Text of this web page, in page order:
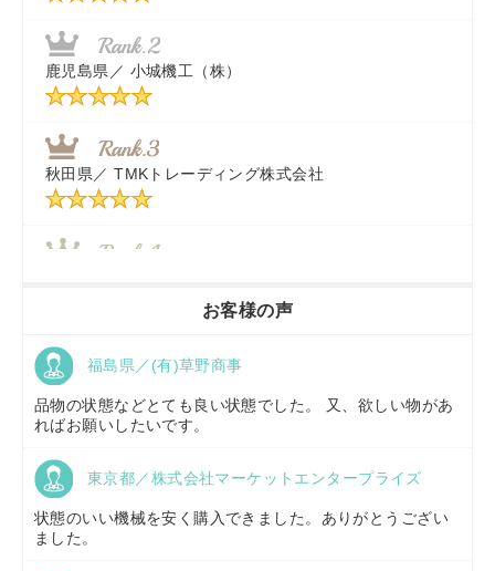
福岡県／株式会社カドワキ機械（旧ナカガワ農機商会）
東京都／
秋田県／ TMKトレーディング株式会社
鹿児島県／ 小城機工（株）
秋田県／ TMKトレーディング株式会社
京都府／
福島県／(有)草野商事
お客様の声
福島県／(有)草野商事
品物の状態などとても良い状態でした。 又、欲しい物があ
ればお願いしたいです。
東京都／株式会社マーケットエンタープライズ
状態のいい機械を安く購入できました。ありがとうござい
ました。